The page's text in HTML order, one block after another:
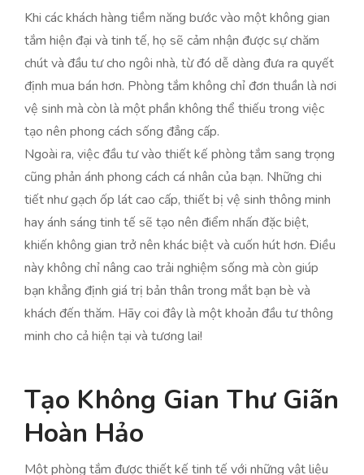
Khi các khách hàng tiềm năng bước vào một không gian
tắm hiện đại và tinh tế, họ sẽ cảm nhận được sự chăm
chút và đầu tư cho ngôi nhà, từ đó dễ dàng đưa ra quyết
định mua bán hơn. Phòng tắm không chỉ đơn thuần là nơi
vệ sinh mà còn là một phần không thể thiếu trong việc
tạo nên phong cách sống đẳng cấp.
Ngoài ra, việc đầu tư vào thiết kế phòng tắm sang trọng
cũng phản ánh phong cách cá nhân của bạn. Những chi
tiết như gạch ốp lát cao cấp, thiết bị vệ sinh thông minh
hay ánh sáng tinh tế sẽ tạo nên điểm nhấn đặc biệt,
khiến không gian trở nên khác biệt và cuốn hút hơn. Điều
này không chỉ nâng cao trải nghiệm sống mà còn giúp
bạn khẳng định giá trị bản thân trong mắt bạn bè và
khách đến thăm. Hãy coi đây là một khoản đầu tư thông
minh cho cả hiện tại và tương lai!
Tạo Không Gian Thư Giãn
Hoàn Hảo
Một phòng tắm được thiết kế tinh tế với những vật liệu